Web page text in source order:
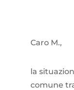
Caro M.,
la
comune